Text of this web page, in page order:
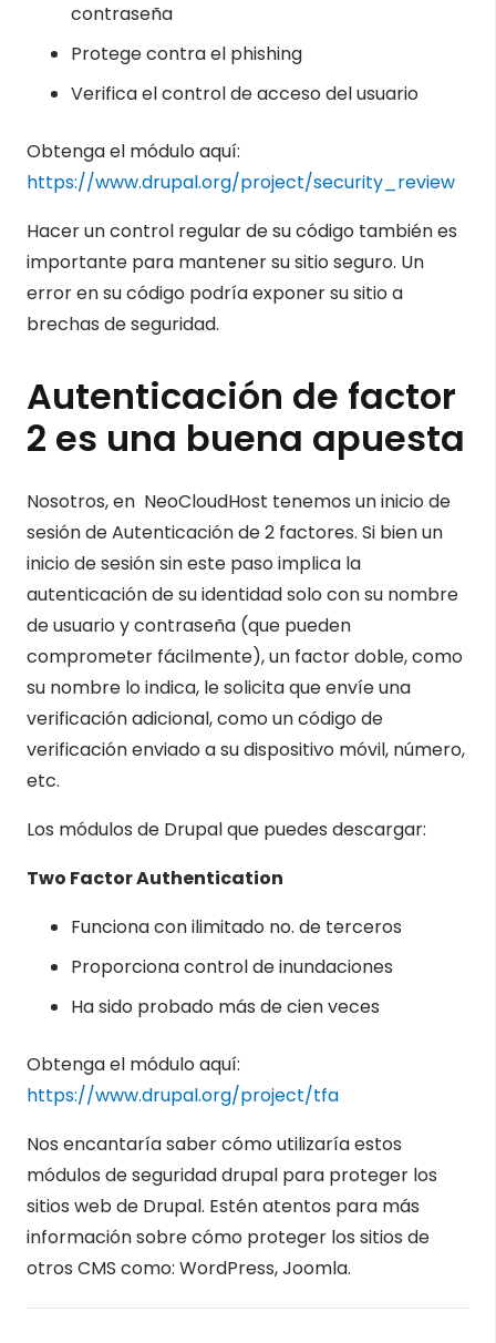
contraseña
Protege contra el phishing
Verifica el control de acceso del usuario
Obtenga el módulo aquí:
https://www.drupal.org/project/security_review
Hacer un control regular de su código también es
importante para mantener su sitio seguro. Un
error en su código podría exponer su sitio a
brechas de seguridad.
Autenticación de factor
2 es una buena apuesta
Nosotros, en NeoCloudHost tenemos un inicio de
sesión de Autenticación de 2 factores. Si bien un
inicio de sesión sin este paso implica la
autenticación de su identidad solo con su nombre
de usuario y contraseña (que pueden
comprometer fácilmente), un factor doble, como
su nombre lo indica, le solicita que envíe una
verificación adicional, como un código de
verificación enviado a su dispositivo móvil, número,
etc.
Los módulos de Drupal que puedes descargar:
Two Factor Authentication
Funciona con ilimitado no. de terceros
Proporciona control de inundaciones
Ha sido probado más de cien veces
Obtenga el módulo aquí:
https://www.drupal.org/project/tfa
Nos encantaría saber cómo utilizaría estos
módulos de seguridad drupal para proteger los
sitios web de Drupal. Estén atentos para más
información sobre cómo proteger los sitios de
otros CMS como: WordPress, Joomla.